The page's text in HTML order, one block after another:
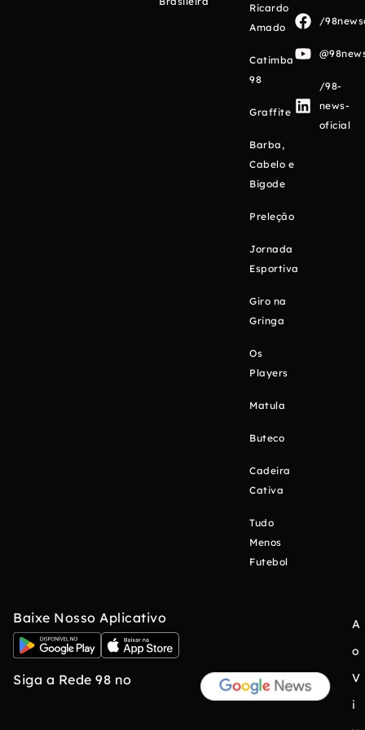
Ricardo
Amado
Catimba
98
Graffite
Barba,
Cabelo e
Bigode
Preleção
Jornada
Esportiva
Giro na
Gringa
Os
Players
Matula
Buteco
Cadeira
Cativa
Tudo
Menos
Futebol
/
/98-
news-
oficial
Baixe Nosso Aplicativo
Siga a Rede 98 no
A
o
V
i